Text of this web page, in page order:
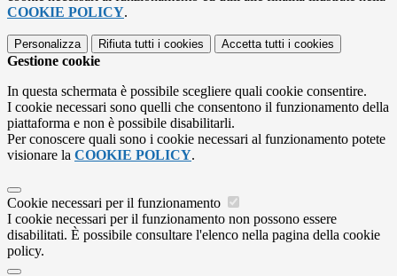
COOKIE POLICY.
Personalizza Rifiuta tutti i cookies Accetta tutti i cookies
Gestione cookie
In questa schermata è possibile scegliere quali cookie consentire.
I cookie necessari sono quelli che consentono il funzionamento della
piattaforma e non è possibile disabilitarli.
Per conoscere quali sono i cookie necessari al funzionamento potete
visionare la COOKIE POLICY.
Cookie necessari per il funzionamento
I cookie necessari per il funzionamento non possono essere
disabilitati. È possibile consultare l'elenco nella pagina della cookie
policy.